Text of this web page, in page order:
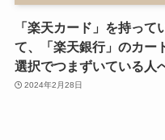
「楽天カード」を持って
て、「楽天銀行」のカー
選択でつまずいている人
2024年2月28日